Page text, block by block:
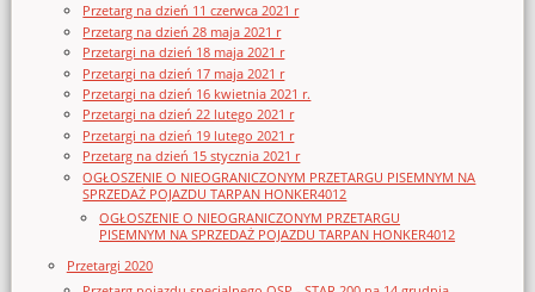
Przetarg na dzień 11 czerwca 2021 r
Przetarg na dzień 28 maja 2021 r
Przetargi na dzień 18 maja 2021 r
Przetargi na dzień 17 maja 2021 r
Przetargi na dzień 16 kwietnia 2021 r.
Przetargi na dzień 22 lutego 2021 r
Przetargi na dzień 19 lutego 2021 r
Przetarg na dzień 15 stycznia 2021 r
OGŁOSZENIE O NIEOGRANICZONYM PRZETARGU PISEMNYM NA
SPRZEDAŻ POJAZDU TARPAN HONKER4012
OGŁOSZENIE O NIEOGRANICZONYM PRZETARGU
PISEMNYM NA SPRZEDAŻ POJAZDU TARPAN HONKER4012
Przetargi 2020